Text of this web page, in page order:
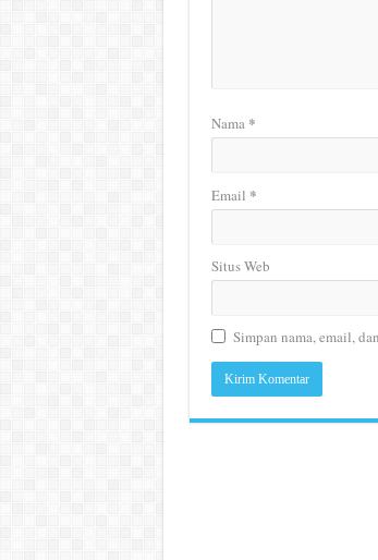
Nama *
Email *
Situs Web
Simpan nama, email,